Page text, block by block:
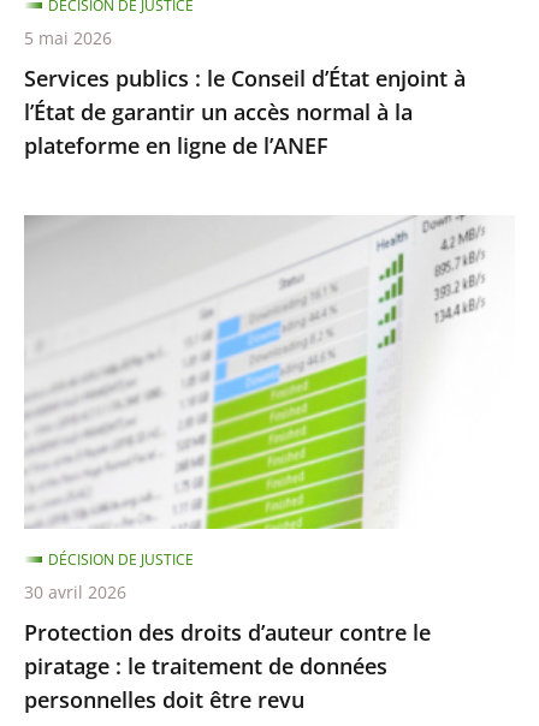
garantir
un
accès
normal
à
plateforme
Services publics : le Conseil d’État enjoint à
l’État de garantir un accès normal à la
plateforme en ligne de l’ANEF
DÉCISION DE JUSTICE
5 mai 2026
Protection
le
piratage
:
le
traitement
de
données
personnelles
doit
être
Protection des droits d’auteur contre le
piratage : le traitement de données
personnelles doit être revu
DÉCISION DE JUSTICE
30 avril 2026